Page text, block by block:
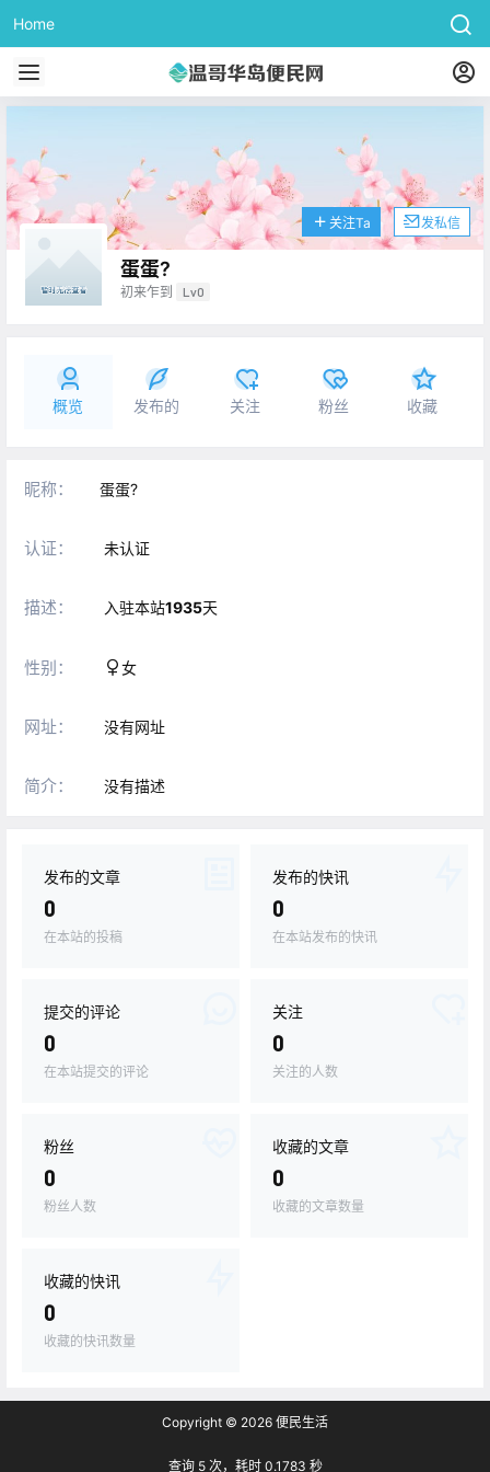
Home
蛋蛋?
初来乍到 Lv0
关注Ta 发私信
概览 发布的 关注 粉丝 收藏
昵称： 蛋蛋?
认证： 未认证
描述： 入驻本站1935天
性别： 女
网址： 没有网址
简介： 没有描述
发布的文章
0
在本站的投稿
发布的快讯
0
在本站发布的快讯
提交的评论
0
在本站提交的评论
关注
0
关注的人数
粉丝
0
粉丝人数
收藏的文章
0
收藏的文章数量
收藏的快讯
0
收藏的快讯数量
Copyright © 2026 便民生活
查询 5 次，耗时 0.1783 秒